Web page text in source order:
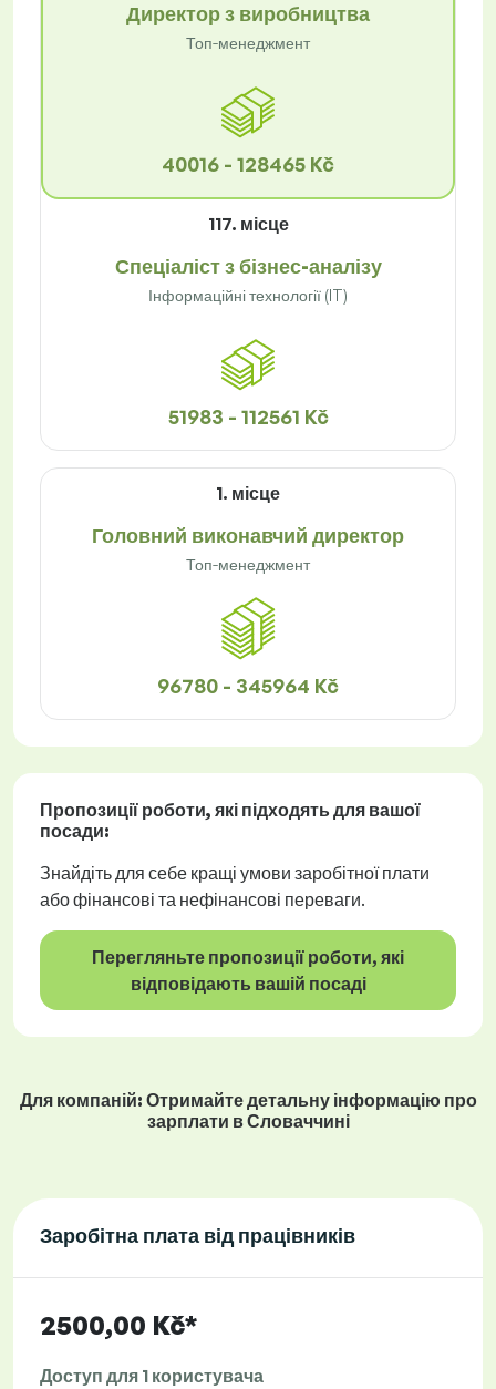
Директор з виробництва
Топ-менеджмент
40016 - 128465 Kč
117. місце
Спеціаліст з бізнес-аналізу
Інформаційні технології (IT)
51983 - 112561 Kč
1. місце
Головний виконавчий директор
Топ-менеджмент
96780 - 345964 Kč
Пропозиції роботи, які підходять для вашої
посади:
Знайдіть для себе кращі умови заробітної плати
або фінансові та нефінансові переваги.
Перегляньте пропозиції роботи, які
відповідають вашій посаді
Для компаній: Отримайте детальну інформацію про
зарплати в Словаччині
Заробітна плата від працівників
2500,00 Kč*
Доступ для 1 користувача